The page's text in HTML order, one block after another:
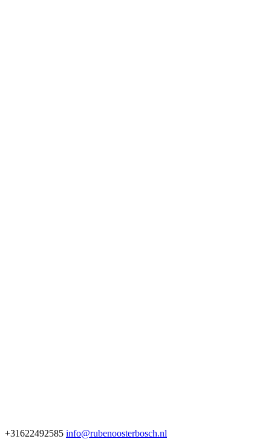
+31622492585 info@rubenoosterbosch.nl